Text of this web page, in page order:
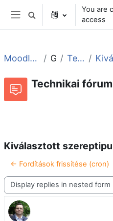
Skip to main content
Side panel
Toggle search input
You are
access
Moodle tudástár és fórum General Technikai fórum
Technikai fórum
Kiválasztott
← Fordítások frissítése (cron)
Display mode